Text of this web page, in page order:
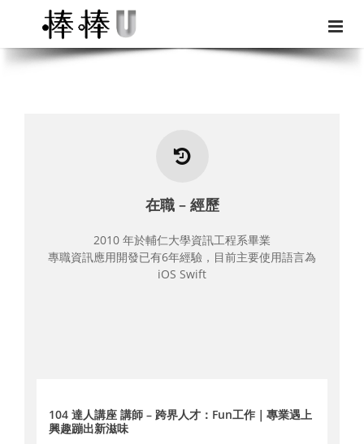
在職 – 經歷
2010 年於輔仁大學資訊工程系畢業
專職資訊應用開發已有6年經驗，目前主要使用語言為
iOS Swift
我喜歡學習新技術，身在這每天都有新技術的年代無疑
是非常幸福的
的雲端服務可以快速支撐一個系統
這些年來，累積了和數十個工作團隊的合作經驗
曾經獨立完成 Android、iOS、Bank-end 的商業專案，
104 達人講座 講師 – 跨界人才：Fun工作｜專業遇上
興趣蹦出新滋味